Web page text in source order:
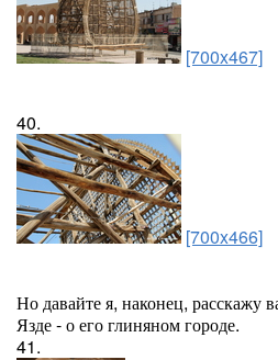
[700x467]
40.
[700x466]
Но давайте я, наконец, расскажу
Язде - о его глиняном городе.
41.